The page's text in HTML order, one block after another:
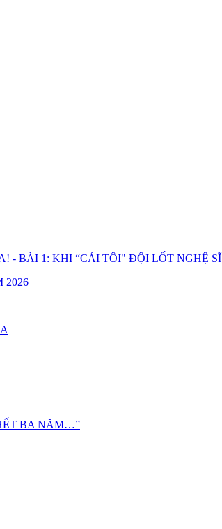
- BÀI 1: KHI “CÁI TÔI" ĐỘI LỐT NGHỆ SĨ
2026
BA NĂM…”